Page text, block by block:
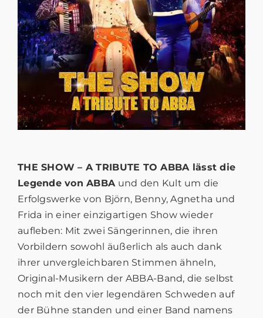
THE SHOW – A TRIBUTE TO ABBA lässt die
Legende von ABBA und den Kult um die
Erfolgswerke von Björn, Benny, Agnetha und
Frida in einer einzigartigen Show wieder
aufleben: Mit zwei Sängerinnen, die ihren
Vorbildern sowohl äußerlich als auch dank
ihrer unvergleichbaren Stimmen ähneln,
Original-Musikern der ABBA-Band, die selbst
noch mit den vier legendären Schweden auf
der Bühne standen und einer Band namens